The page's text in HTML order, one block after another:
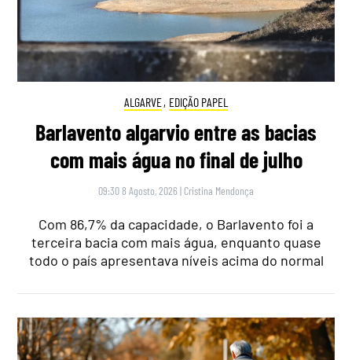
ALGARVE, EDIÇÃO PAPEL
Barlavento algarvio entre as bacias
com mais água no final de julho
09:30 8 Agosto, 2026 | Cristina Mendonça
Com 86,7% da capacidade, o Barlavento foi a
terceira bacia com mais água, enquanto quase
todo o país apresentava níveis acima do normal